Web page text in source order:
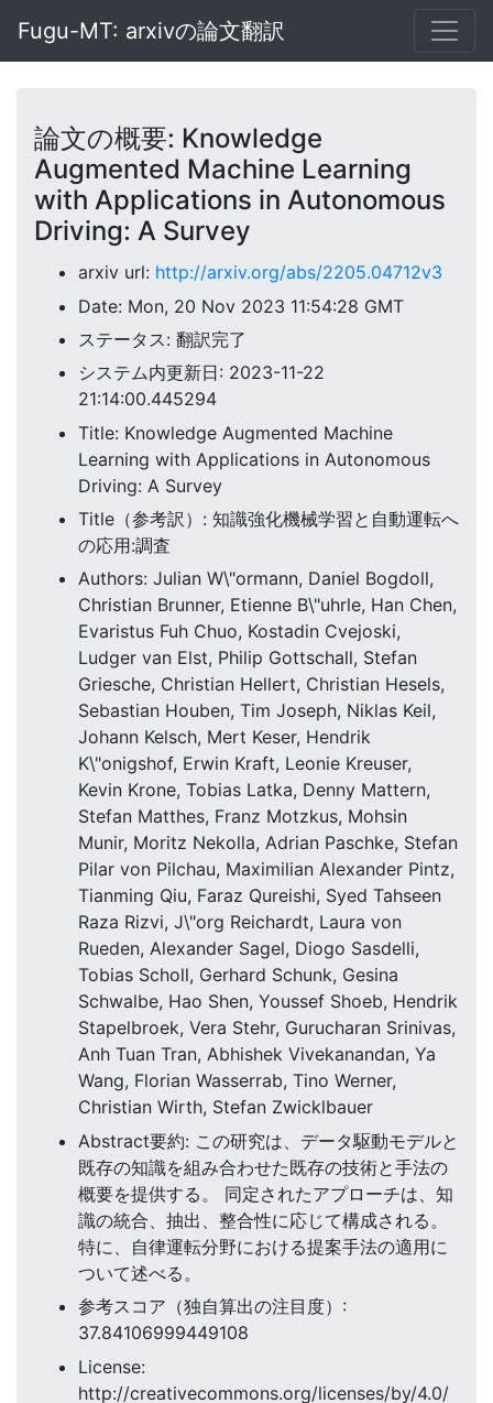
Fugu-MT: arxivの論文翻訳
論文の概要: Knowledge
Augmented Machine Learning
with Applications in Autonomous
Driving: A Survey
arxiv url: http://arxiv.org/abs/2205.04712v3
Date: Mon, 20 Nov 2023 11:54:28 GMT
ステータス: 翻訳完了
システム内更新日: 2023-11-22
21:14:00.445294
Title: Knowledge Augmented Machine
Learning with Applications in Autonomous
Driving: A Survey
Title（参考訳）: 知識強化機械学習と自動運転へ
の応用:調査
Authors: Julian W\"ormann, Daniel Bogdoll,
Christian Brunner, Etienne B\"uhrle, Han Chen,
Evaristus Fuh Chuo, Kostadin Cvejoski,
Ludger van Elst, Philip Gottschall, Stefan
Griesche, Christian Hellert, Christian Hesels,
Sebastian Houben, Tim Joseph, Niklas Keil,
Johann Kelsch, Mert Keser, Hendrik
K\"onigshof, Erwin Kraft, Leonie Kreuser,
Kevin Krone, Tobias Latka, Denny Mattern,
Stefan Matthes, Franz Motzkus, Mohsin
Munir, Moritz Nekolla, Adrian Paschke, Stefan
Pilar von Pilchau, Maximilian Alexander Pintz,
Tianming Qiu, Faraz Qureishi, Syed Tahseen
Raza Rizvi, J\"org Reichardt, Laura von
Rueden, Alexander Sagel, Diogo Sasdelli,
Tobias Scholl, Gerhard Schunk, Gesina
Schwalbe, Hao Shen, Youssef Shoeb, Hendrik
Stapelbroek, Vera Stehr, Gurucharan Srinivas,
Anh Tuan Tran, Abhishek Vivekanandan, Ya
Wang, Florian Wasserrab, Tino Werner,
Christian Wirth, Stefan Zwicklbauer
Abstract要約: この研究は、データ駆動モデルと
既存の知識を組み合わせた既存の技術と手法の
概要を提供する。 同定されたアプローチは、知
識の統合、抽出、整合性に応じて構成される。
特に、自律運転分野における提案手法の適用に
ついて述べる。
参考スコア（独自算出の注目度）:
37.84106999449108
License:
http://creativecommons.org/licenses/by/4.0/